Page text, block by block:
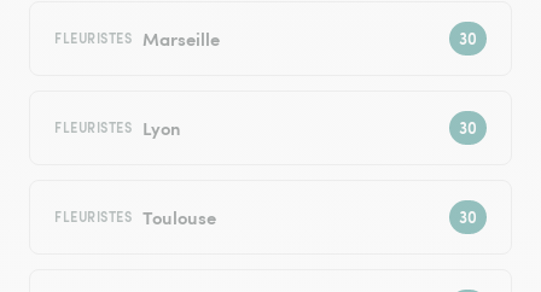
FLEURISTES Marseille
FLEURISTES Lyon
FLEURISTES Toulouse